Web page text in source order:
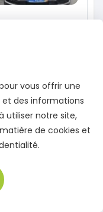
(Cocody)
il y a 2 jours
11 000 000
FCFA
vous offrir une
des informations
utiliser notre site,
de cookies et